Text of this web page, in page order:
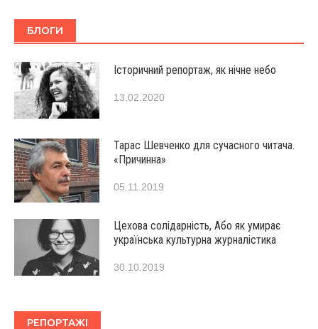
БЛОГИ
Історичний репортаж, як нічне небо
13.02.2020
Тарас Шевченко для сучасного читача.
«Причинна»
05.11.2019
Цехова солідарність, Або як умирає
українська культурна журналістика
30.10.2019
РЕПОРТАЖІ